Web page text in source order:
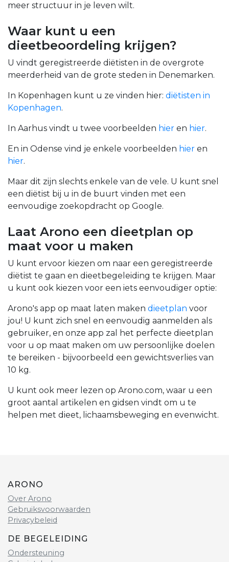
meer structuur in je leven wilt.
Waar kunt u een
dieetbeoordeling krijgen?
U vindt geregistreerde diëtisten in de overgrote
meerderheid van de grote steden in Denemarken.
In Kopenhagen kunt u ze vinden hier: diëtisten in
Kopenhagen.
In Aarhus vindt u twee voorbeelden hier en hier.
En in Odense vind je enkele voorbeelden hier en
hier.
Maar dit zijn slechts enkele van de vele. U kunt snel
een diëtist bij u in de buurt vinden met een
eenvoudige zoekopdracht op Google.
Laat Arono een dieetplan op
maat voor u maken
U kunt ervoor kiezen om naar een geregistreerde
diëtist te gaan en dieetbegeleiding te krijgen. Maar
u kunt ook kiezen voor een iets eenvoudiger optie:
Arono's app op maat laten maken dieetplan voor
jou! U kunt zich snel en eenvoudig aanmelden als
gebruiker, en onze app zal het perfecte dieetplan
voor u op maat maken om uw persoonlijke doelen
te bereiken - bijvoorbeeld een gewichtsverlies van
10 kg.
U kunt ook meer lezen op Arono.com, waar u een
groot aantal artikelen en gidsen vindt om u te
helpen met dieet, lichaamsbeweging en evenwicht.
ARONO
Over Arono
Gebruiksvoorwaarden
Privacybeleid
DE BEGELEIDING
Ondersteuning